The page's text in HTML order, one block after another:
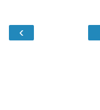
‹